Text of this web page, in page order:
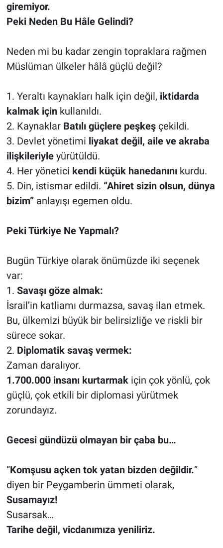
giremiyor.
Peki Neden Bu Hâle Gelindi?
Neden mi bu kadar zengin topraklara rağmen
Müslüman ülkeler hâlâ güçlü değil?
1. Yeraltı kaynakları halk için değil, iktidarda
kalmak içinkullanıldı.
2. Kaynaklar Batılı güçlere peşkeşçekildi.
3. Devlet yönetimi liyakat değil, aile ve akraba
ilişkileriyleyürütüldü.
4. Her yönetici kendi küçük hanedanınıkurdu.
5. Din, istismar edildi. “Ahiret sizin olsun, dünya
bizim”anlayışı egemen oldu.
Peki Türkiye Ne Yapmalı?
Bugün Türkiye olarak önümüzde iki seçenek
var:
1. Savaşı göze almak:
İsrail’in katliamı durmazsa, savaş ilan etmek.
Bu, ülkemizi büyük bir belirsizliğe ve riskli bir
sürece sokar.
2. Diplomatik savaş vermek:
Zaman daralıyor.
1.700.000 insanı kurtarmakiçin çok yönlü, çok
güçlü, çok etkili bir diplomasi yürütmek
zorundayız.
Gecesi gündüzü olmayan bir çaba bu…
“Komşusu açken tok yatan bizden değildir.”
diyen bir Peygamberin ümmeti olarak,
Susamayız!
Susarsak…
Tarihe değil, vicdanımıza yeniliriz.